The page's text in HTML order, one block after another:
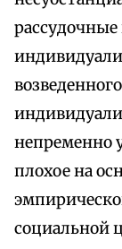
рассудочные
непременно
плохое на
социальной